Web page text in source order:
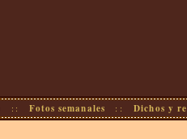
::Fotos semanales ::Dichos y